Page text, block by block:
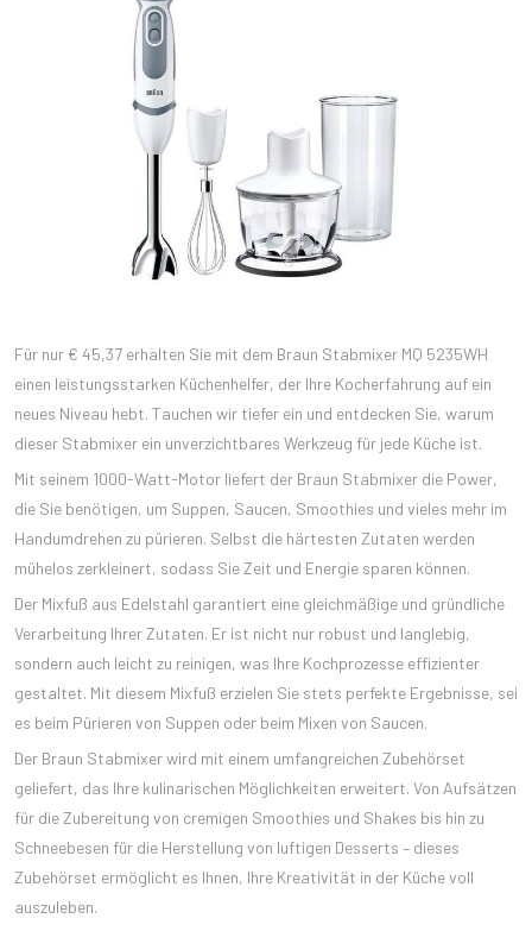
Für nur € 45,37 erhalten Sie mit dem Braun Stabmixer MQ 5235WH
einen leistungsstarken Küchenhelfer, der Ihre Kocherfahrung auf ein
neues Niveau hebt. Tauchen wir tiefer ein und entdecken Sie, warum
dieser Stabmixer ein unverzichtbares Werkzeug für jede Küche ist.
Mit seinem 1000-Watt-Motor liefert der Braun Stabmixer die Power,
die Sie benötigen, um Suppen, Saucen, Smoothies und vieles mehr im
Handumdrehen zu pürieren. Selbst die härtesten Zutaten werden
mühelos zerkleinert, sodass Sie Zeit und Energie sparen können.
Der Mixfuß aus Edelstahl garantiert eine gleichmäßige und gründliche
Verarbeitung Ihrer Zutaten. Er ist nicht nur robust und langlebig,
sondern auch leicht zu reinigen, was Ihre Kochprozesse effizienter
gestaltet. Mit diesem Mixfuß erzielen Sie stets perfekte Ergebnisse, sei
es beim Pürieren von Suppen oder beim Mixen von Saucen.
Der Braun Stabmixer wird mit einem umfangreichen Zubehörset
geliefert, das Ihre kulinarischen Möglichkeiten erweitert. Von Aufsätzen
für die Zubereitung von cremigen Smoothies und Shakes bis hin zu
Schneebesen für die Herstellung von luftigen Desserts – dieses
Zubehörset ermöglicht es Ihnen, Ihre Kreativität in der Küche voll
auszuleben.